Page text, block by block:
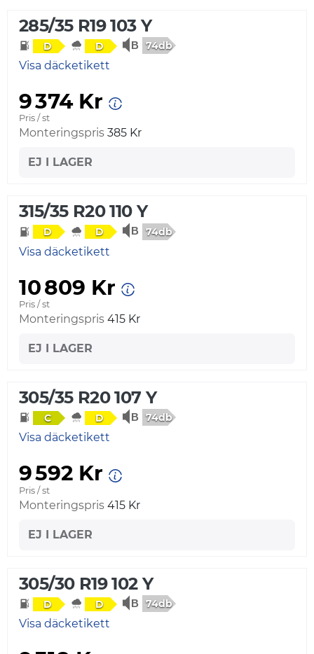
285/35 R19 103 Y
D D 74db
Visa däcketikett
9 374 Kr
Pris / st
Monteringspris 385 Kr
EJ I LAGER
315/35 R20 110 Y
D D 74db
Visa däcketikett
10 809 Kr
Pris / st
Monteringspris 415 Kr
EJ I LAGER
305/35 R20 107 Y
C D 74db
Visa däcketikett
9 592 Kr
Pris / st
Monteringspris 415 Kr
EJ I LAGER
305/30 R19 102 Y
D D 74db
Visa däcketikett